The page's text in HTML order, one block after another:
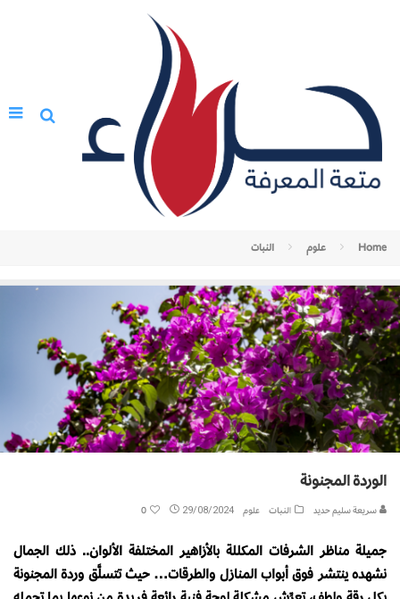
Home علوم النبات
الوردة المجنونة
سريعة سليم حديد النبات علوم 29/08/2024
0
جميلة مناظر الشرفات المكللة بالأزاهير المختلفة الألوان.. ذلك الجمال
نشهده ينتشر فوق أبواب المنازل والطرقات… حيث تتسلَّق وردة المجنونة